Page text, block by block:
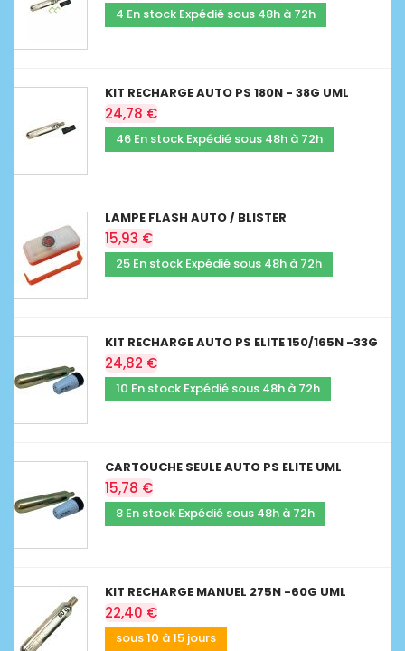
4 En stock Expédié sous 48h à 72h
KIT RECHARGE AUTO PS 180N - 38G UML
24,78 €
46 En stock Expédié sous 48h à 72h
LAMPE FLASH AUTO / BLISTER
15,93 €
25 En stock Expédié sous 48h à 72h
KIT RECHARGE AUTO PS ELITE 150/165N -33G
24,82 €
10 En stock Expédié sous 48h à 72h
CARTOUCHE SEULE AUTO PS ELITE UML
15,78 €
8 En stock Expédié sous 48h à 72h
KIT RECHARGE MANUEL 275N -60G UML
22,40 €
sous 10 à 15 jours